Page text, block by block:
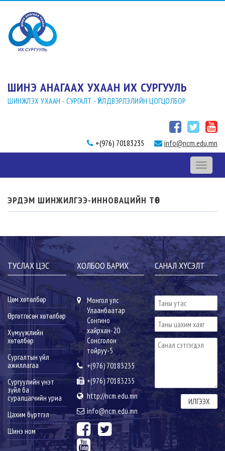
ШИНЭ АНАГААХ УХААН ИХ СУРГУУЛЬ
ШИНЖЛЭХ УХААН - СУРГАЛТ - ҮЙЛДВЭРЛЭЛИЙН ЦОГЦОЛБОР
+(976) 70183235 info@ncm.edu.mn
Toggle
ЭРДЭМ ШИНЖИЛГЭЭ-ИННОВАЦИЙН ТӨВ
ТУСЛАХ ЦЭС
Цөм хөтөлбөр
Өргөтгөсөн хөтөлбөр
Хүмүүжлийн
хөтөлбөр
Сургалтын үйл
ажиллагаа
Сургуулийн үнэт
зүйл ба
суралцагчийн уриа
Цахим бүртгэл
Шинэ ном
ХОЛБОО БАРИХ
Монгол улс
Улаанбаатар
Сонгино
хайрхан-20
Сонсголон
тойруу-5
+(976) 70183235
+(976) 70183235
http://ncm.edu.mn
info@ncm.edu.mn
САНАЛ ХҮСЭЛТ